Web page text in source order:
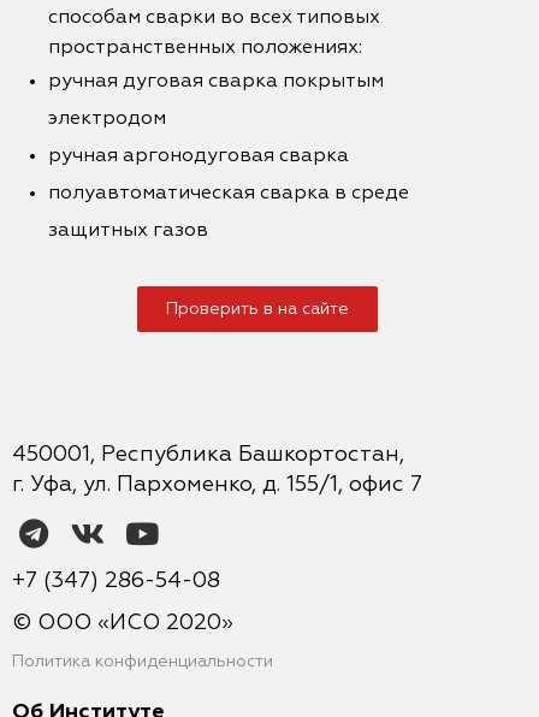
способам сварки во всех типовых
пространственных положениях:
ручная дуговая сварка покрытым
электродом
ручная аргонодуговая сварка
полуавтоматическая сварка в среде
защитных газов
Проверить в на сайте
450001, Республика Башкортостан,
г. Уфа, ул. Пархоменко, д. 155/1, офис 7
+7 (347) 286-54-08
© ООО «ИСО 2020»
Политика конфиденциальности
Об Институте